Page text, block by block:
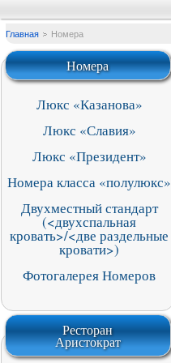
Главная Номера
Номера
Люкс «Казанова»
Люкс «Славия»
Люкс «Президент»
Номера класса «полулюкс»
Двухместный стандарт
(<двухспальная
кровать>/<две раздельные
кровати>)
Фотогалерея Номеров
Ресторан
Аристократ